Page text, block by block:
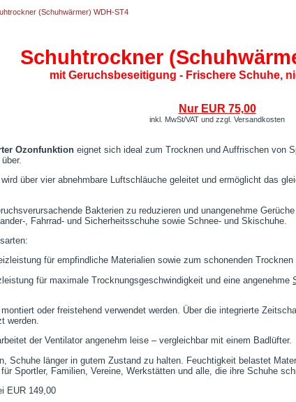
(Schuhwärmer) WDH-ST4
Schuhtrockner
mit Geruchsbeseitigung - Frischere Schuhe,
Nur EUR 75,00
inkl. MwSt/VAT und zzgl. Versandkosten
Ozonfunktion eignet sich ideal zum Trocknen und Auffrischen von
wird über vier abnehmbare Luftschläuche geleitet und ermöglicht das
Bakterien zu reduzieren und unangenehme
, Fahrrad- und Sicherheitsschuhe sowie Schnee- und Skischuhe.
für empfindliche Materialien sowie zum schonenden Trocknen
für maximale Trocknungsgeschwindigkeit und eine angenehme
oder freistehend verwendet werden. Über die integrierte
werden.
der Ventilator angenehm leise – vergleichbar mit einem Badlüfter.
Schuhe länger in gutem Zustand zu halten. Feuchtigkeit belastet
Sportler, Familien, Vereine, Werkstätten und alle, die ihre Schuhe
EUR 149,00